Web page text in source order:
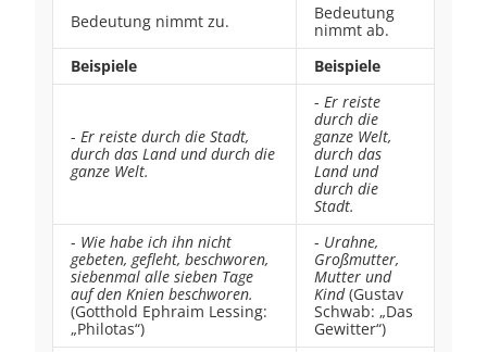
Bedeutung nimmt zu.
Bedeutung
nimmt ab.
Beispiele
Beispiele
- Er reiste durch die Stadt,
durch das Land und durch die
ganze Welt.
- Er reiste
durch die
ganze Welt,
durch das
Land und
durch die
Stadt.
- Wie habe ich ihn nicht
gebeten, gefleht, beschworen,
siebenmal alle sieben Tage
auf den Knien beschworen.
(Gotthold Ephraim Lessing:
„Philotas“)
- Urahne,
Großmutter,
Mutter und
Kind(Gustav
Schwab: „Das
Gewitter“)